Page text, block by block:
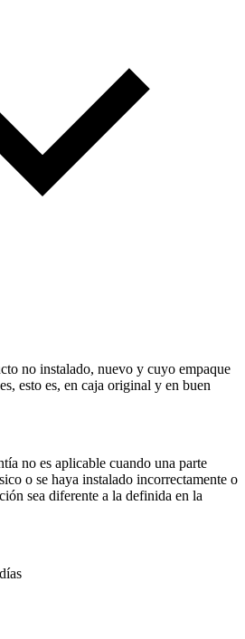
no instalado, nuevo y cuyo empaque
esto es, en caja original y en buen
no es aplicable cuando una parte
o se haya instalado incorrectamente o
sea diferente a la definida en la